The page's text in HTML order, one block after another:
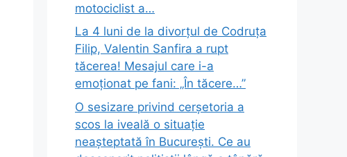
motociclist a…
La 4 luni de la divorțul de Codruța
Filip, Valentin Sanfira a rupt
tăcerea! Mesajul care i-a
emoționat pe fani: „În tăcere…”
O sesizare privind cerșetoria a
scos la iveală o situație
neașteptată în București. Ce au